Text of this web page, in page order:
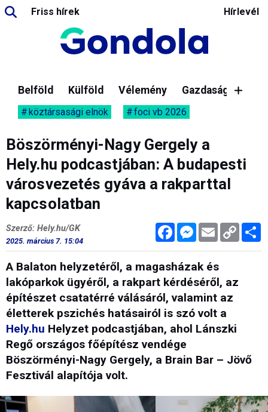
Friss hírek Hírlevél
Belföld Külföld Vélemény Gazdaság
köztársasági elnök foci vb 2026
Böszörményi-Nagy Gergely a
Hely.hu podcastjában: A budapesti
városvezetés gyáva a rakparttal
kapcsolatban
FacebookMessenger
Email Copy
Link
Szerző: Hely.hu/GK
2025. március 7. 15:04
A Balaton helyzetéről, a magasházak és
lakóparkok ügyéről, a rakpart kérdéséről, az
építészet csatatérré válásáról, valamint az
életterek pszichés hatásairól is szó volt a
Hely.hu Helyzet podcastjában, ahol Lánszki
Regő országos főépítész vendége
Böszörményi-Nagy Gergely, a Brain Bar – Jövő
Fesztivál alapítója volt.